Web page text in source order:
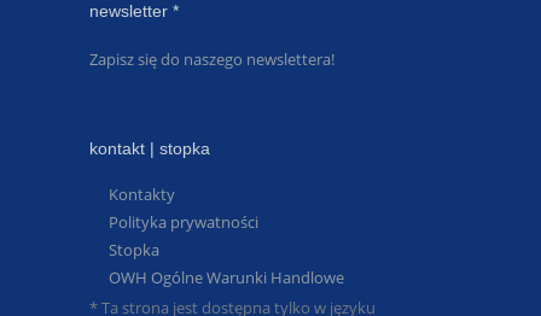
newsletter *
Zapisz się do naszego newslettera!
kontakt | stopka
Kontakty
Polityka prywatności
Stopka
OWH Ogólne Warunki Handlowe
* Ta strona jest dostępna tylko w języku